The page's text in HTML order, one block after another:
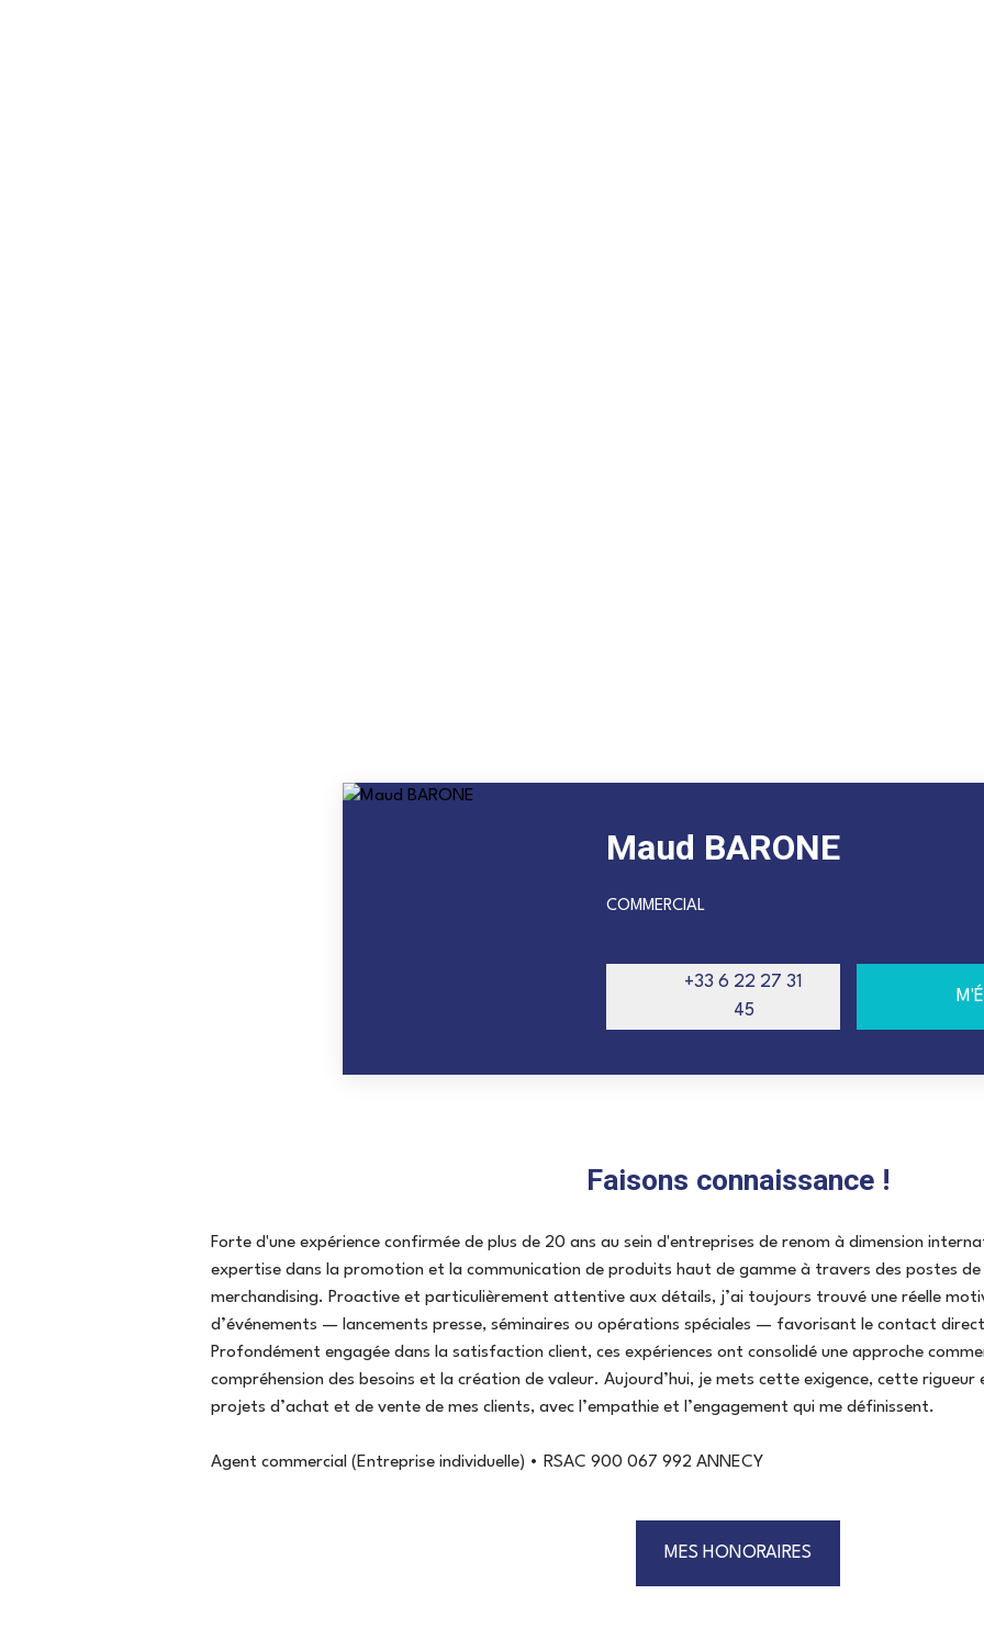
Maud BARONE
COMMERCIAL
+33 6 22 27 31
45
Faisons connaissance !
Forte d'une expérience confirmée de plus de 20 ans au sein d'entreprises de renom à dimension
expertise dans la promotion et la communication de produits haut de gamme à travers des postes
merchandising. Proactive et particulièrement attentive aux détails, j’ai toujours trouvé une réelle
d’événements — lancements presse, séminaires ou opérations spéciales — favorisant le contact
Profondément engagée dans la satisfaction client, ces expériences ont consolidé une approche
compréhension des besoins et la création de valeur. Aujourd’hui, je mets cette exigence, cette
projets d’achat et de vente de mes clients, avec l’empathie et l’engagement qui me définissent.
Agent commercial (Entreprise individuelle) • RSAC 900 067 992 ANNECY
MES HONORAIRES